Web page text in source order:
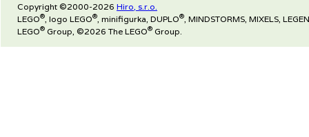
Copyright ©2000-2026 Hiro, s.r.o.
LEGO® , logo LEGO® , minifigurka, DUPLO® , MINDSTORMS, MIXELS,
LEGO® Group, ©2026 The LEGO® Group.